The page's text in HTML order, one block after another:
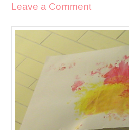
Leave a Comment